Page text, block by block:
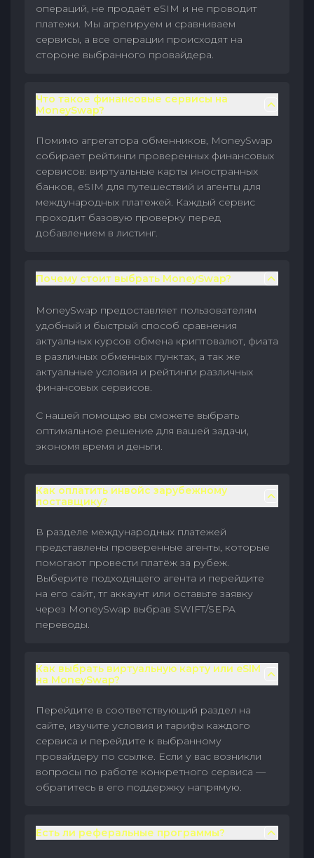
операций, не продаёт eSIM и не проводит
платежи. Мы агрегируем и сравниваем
сервисы, а все операции происходят на
стороне выбранного провайдера.
Что такое финансовые сервисы на
MoneySwap?
Помимо агрегатора обменников, MoneySwap
собирает рейтинги проверенных финансовых
сервисов: виртуальные карты иностранных
банков, eSIM для путешествий и агенты для
международных платежей. Каждый сервис
проходит базовую проверку перед
добавлением в листинг.
Почему стоит выбрать MoneySwap?
MoneySwap предоставляет пользователям
удобный и быстрый способ сравнения
актуальных курсов обмена криптовалют, фиата
в различных обменных пунктах, а так же
актуальные условия и рейтинги различных
финансовых сервисов.
С нашей помощью вы сможете выбрать
оптимальное решение для вашей задачи,
экономя время и деньги.
Как оплатить инвойс зарубежному
поставщику?
В разделе международных платежей
представлены проверенные агенты, которые
помогают провести платёж за рубеж.
Выберите подходящего агента и перейдите
на его сайт, тг аккаунт или оставьте заявку
через MoneySwap выбрав SWIFT/SEPA
переводы.
Как выбрать виртуальную карту или eSIM
на MoneySwap?
Перейдите в соответствующий раздел на
сайте, изучите условия и тарифы каждого
сервиса и перейдите к выбранному
провайдеру по ссылке. Если у вас возникли
вопросы по работе конкретного сервиса —
обратитесь в его поддержку напрямую.
Есть ли реферальные программы?